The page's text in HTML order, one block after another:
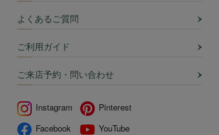
よくあるご質問
ご利用ガイド
ご来店予約・問い合わせ
Instagram
Pinterest
Facebook
YouTube